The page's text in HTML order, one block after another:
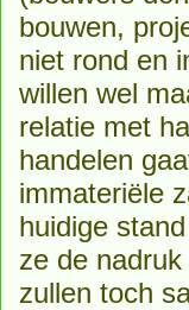
bouwen,
niet rond en
willen wel
relatie met
handelen
immateriële
huidige
ze de
zullen toch